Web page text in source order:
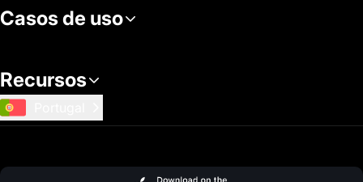
Casos de uso
Recursos